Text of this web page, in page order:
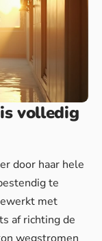
volledig
door haar hele
te
met
af richting de